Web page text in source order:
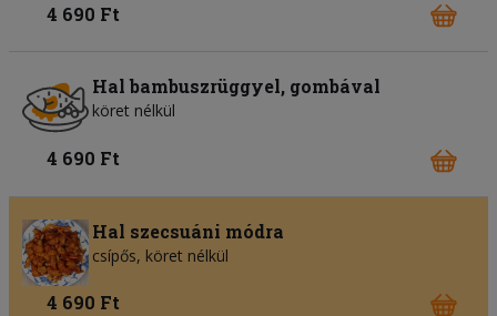
4 690 Ft
Hal bambuszrüggyel, gombával
köret nélkül
4 690 Ft
Hal szecsuáni módra
csípős, köret nélkül
4 690 Ft